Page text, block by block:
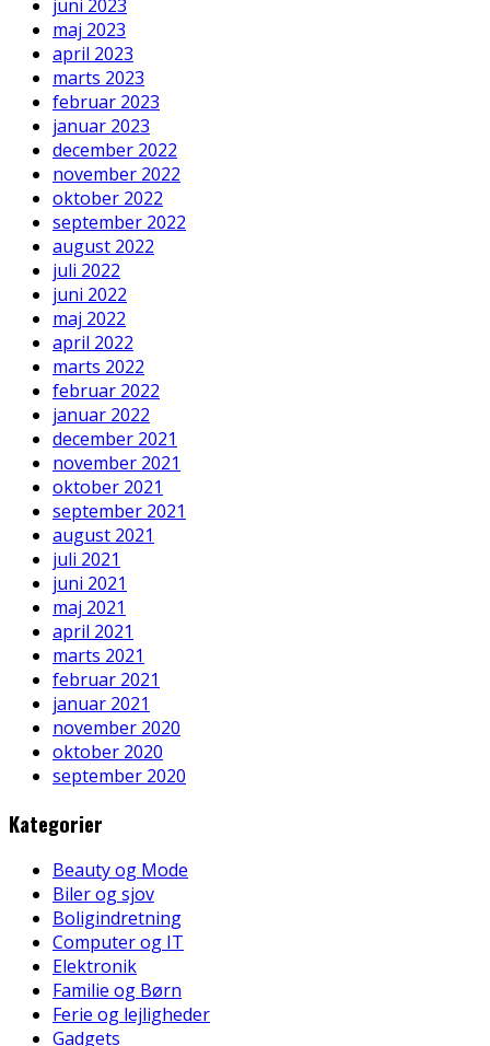
juni 2023
maj 2023
april 2023
marts 2023
februar 2023
januar 2023
december 2022
november 2022
oktober 2022
september 2022
august 2022
juli 2022
juni 2022
maj 2022
april 2022
marts 2022
februar 2022
januar 2022
december 2021
november 2021
oktober 2021
september 2021
august 2021
juli 2021
juni 2021
maj 2021
april 2021
marts 2021
februar 2021
januar 2021
november 2020
oktober 2020
september 2020
Kategorier
Beauty og Mode
Biler og sjov
Boligindretning
Computer og IT
Elektronik
Familie og Børn
Ferie og lejligheder
Gadgets